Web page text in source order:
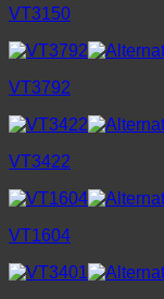
VT3150
VT3792
VT3422
VT1604